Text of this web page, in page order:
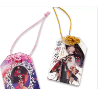
溢れるグッズを制作するこ
とができます。キーホルダ
ーパーツもデフォルトで
「ボールチェーン（シルバ
ー）」「ナスカン」「押し
二重カン」をご用意してお
ります。販売に必要な資材
も取り揃えておりますの
トレイ」をお客様のオリジ
ナルデザインで制作いたし
ます。 トレイの底面部分に
フルカラーでオリジナルの
デザインを印刷することが
できます。PVCのカラーは全
16色からお選びいただけま
すので、デザインに合わせ